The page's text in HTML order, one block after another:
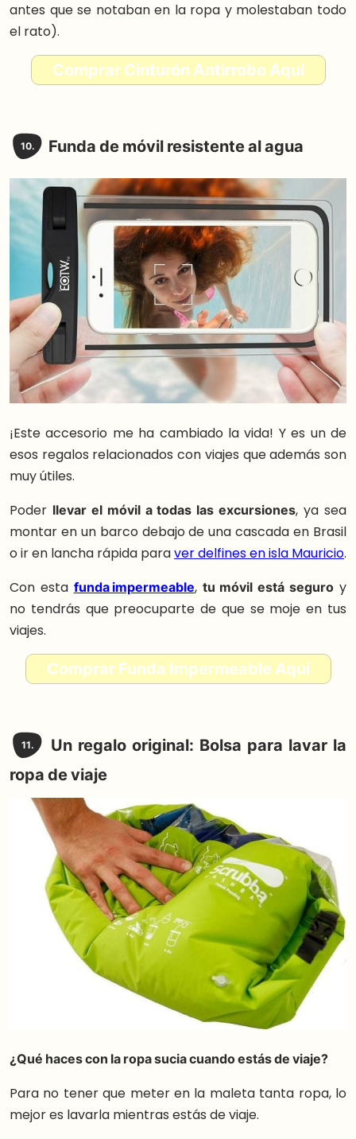
antes que se notaban en la ropa y molestaban todo
el rato).
Comprar Cinturón Antirrobo Aquí
10. Funda de móvil resistente al agua
¡Este accesorio me ha cambiado la vida! Y es un de
esos regalos relacionados con viajes que además son
muy útiles.
Poder llevar el móvil a todas las excursiones, ya sea
montar en un barco debajo de una cascada en Brasil
o ir en lancha rápida paraver delfines en isla Mauricio.
Con esta funda impermeable, tu móvil está seguro y
no tendrás que preocuparte de que se moje en tus
viajes.
Comprar Funda Impermeable Aquí
11.
Un regalo original: Bolsa para lavar la
ropa de viaje
¿Qué haces con la ropa sucia cuando estás de viaje?
Para no tener que meter en la maleta tanta ropa, lo
mejor es lavarla mientras estás de viaje.